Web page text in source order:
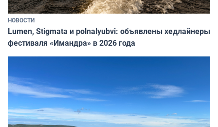
НОВОСТИ
Lumen, Stigmata и polnalyubvi: объявлены хедлайнеры
фестиваля «Имандра» в 2026 года